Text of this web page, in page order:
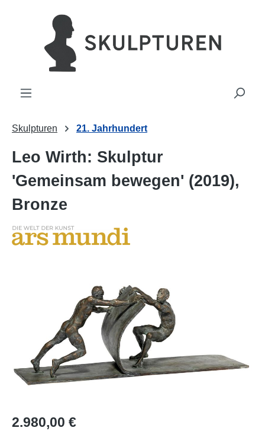
springen
Skulpturen 21. Jahrhundert
Leo Wirth: Skulptur
'Gemeinsam bewegen' (2019),
Bronze
2.980,00 €